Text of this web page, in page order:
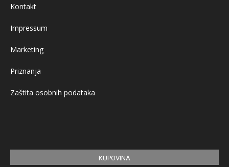
Kontakt
Impressum
Marketing
Priznanja
Zaštita osobnih podataka
KUPOVINA